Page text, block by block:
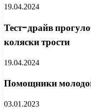
19.04.2024
Тест-драйв
коляски трости
19.04.2024
Помощники
03.01.2023